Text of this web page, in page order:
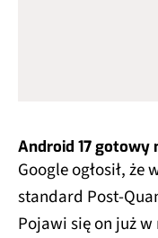
Android 17 gotowy
Google ogłosił,
standard Post-
Pojawi się on już